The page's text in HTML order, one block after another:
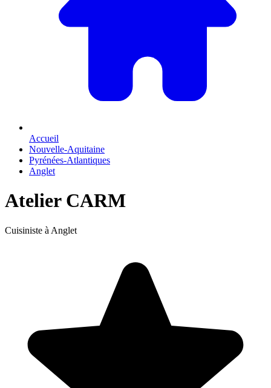
Accueil
Nouvelle-Aquitaine
Pyrénées-Atlantiques
Anglet
Atelier CARM
Cuisiniste à Anglet